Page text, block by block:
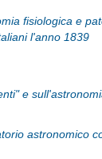
fisiologica e
l'anno 1839
e
astronomico